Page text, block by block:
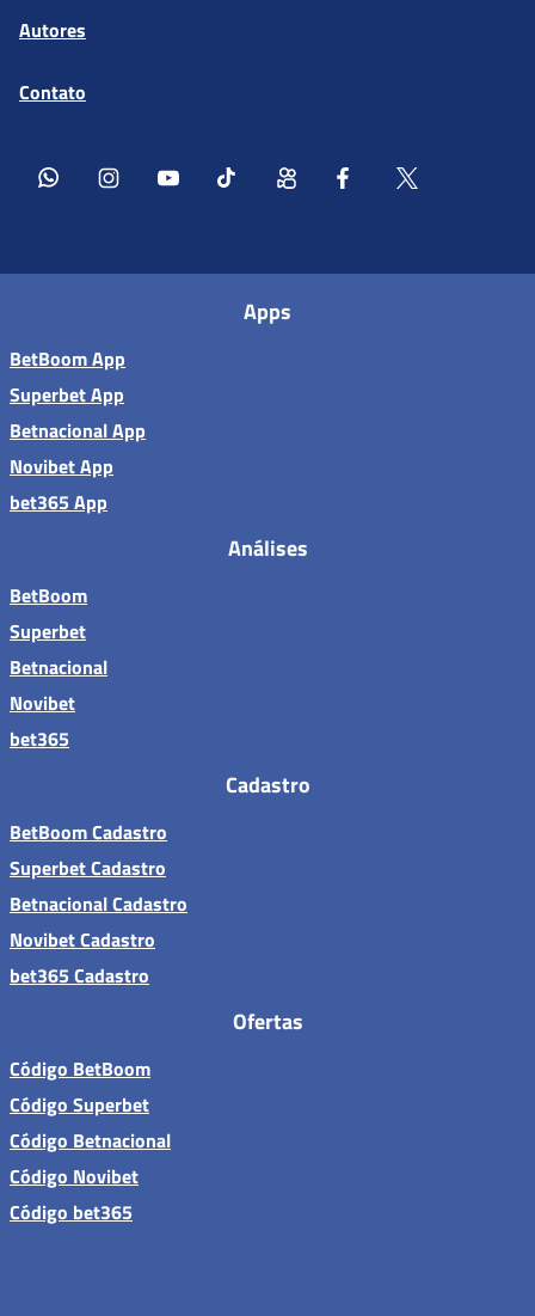
Autores
Contato
Apps
BetBoom App
Superbet App
Betnacional App
Novibet App
bet365 App
Análises
BetBoom
Superbet
Betnacional
Novibet
bet365
Cadastro
BetBoom Cadastro
Superbet Cadastro
Betnacional Cadastro
Novibet Cadastro
bet365 Cadastro
Ofertas
Código BetBoom
Código Superbet
Código Betnacional
Código Novibet
Código bet365